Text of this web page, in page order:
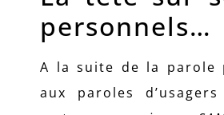
personnels…
A la suite de la parole
aux paroles